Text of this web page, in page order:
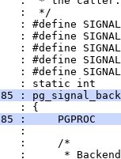
:  */
: #define
: #define
: #define
: #define
: #define
: static int
:
: {
:     PGPROC
:
:     /*
:      *